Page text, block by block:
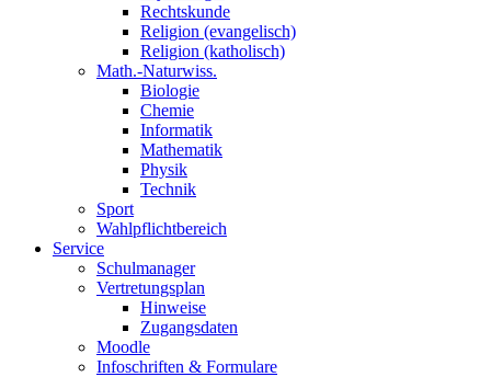
Rechtskunde
Religion (evangelisch)
Religion (katholisch)
Math.-Naturwiss.
Biologie
Chemie
Informatik
Mathematik
Physik
Technik
Sport
Wahlpflichtbereich
Service
Schulmanager
Vertretungsplan
Hinweise
Zugangsdaten
Moodle
Infoschriften & Formulare